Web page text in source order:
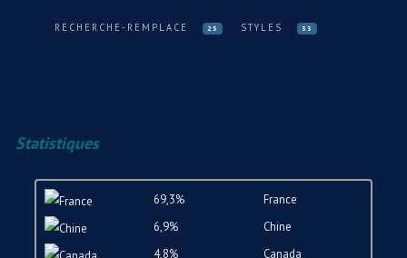
RECHERCHE-REMPLACE 25 STYLES 33
Statistiques
69,3%
France
6,9%
Chine
4,8%
Canada